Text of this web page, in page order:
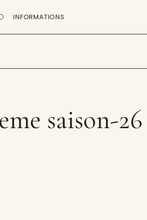
INFORMATIONS
saison-26